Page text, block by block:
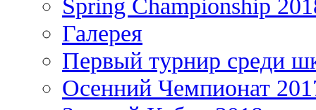
Spring Championship
Галерея
Первый турнир среди
Осенний Чемпионат